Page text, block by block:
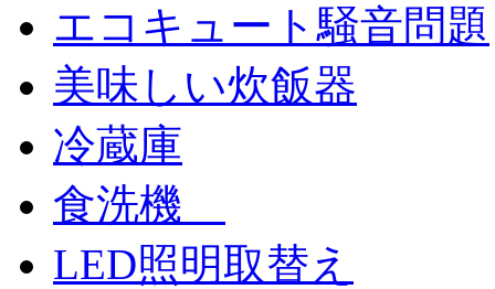
エコキュート騒音問題
美味しい炊飯器
冷蔵庫
食洗機
LED照明取替え